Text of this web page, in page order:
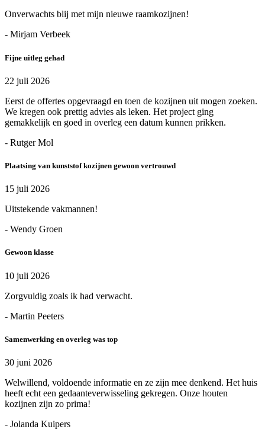
Onverwachts blij met mijn nieuwe raamkozijnen!
- Mirjam Verbeek
Fijne uitleg gehad
22 juli 2026
Eerst de offertes opgevraagd en toen de kozijnen uit mogen zoeken.
We kregen ook prettig advies als leken. Het project ging
gemakkelijk en goed in overleg een datum kunnen prikken.
- Rutger Mol
Plaatsing van kunststof kozijnen gewoon vertrouwd
15 juli 2026
Uitstekende vakmannen!
- Wendy Groen
Gewoon klasse
10 juli 2026
Zorgvuldig zoals ik had verwacht.
- Martin Peeters
Samenwerking en overleg was top
30 juni 2026
Welwillend, voldoende informatie en ze zijn mee denkend. Het huis
heeft echt een gedaanteverwisseling gekregen. Onze houten
kozijnen zijn zo prima!
- Jolanda Kuipers